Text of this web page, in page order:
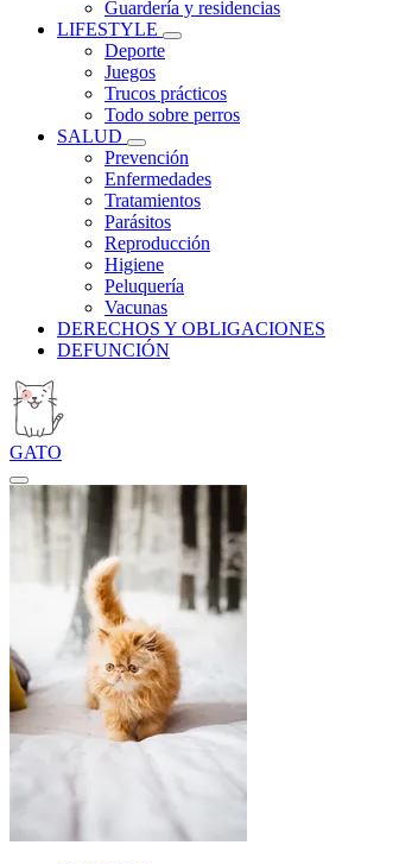
Guardería y residencias
LIFESTYLE
Deporte
Juegos
Trucos prácticos
Todo sobre perros
SALUD
Prevención
Enfermedades
Tratamientos
Parásitos
Reproducción
Higiene
Peluquería
Vacunas
DERECHOS Y OBLIGACIONES
DEFUNCIÓN
GATO